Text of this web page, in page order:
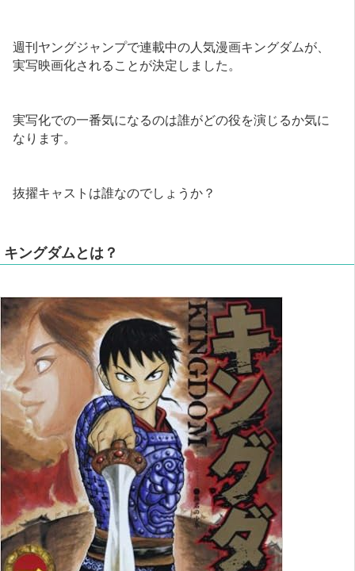
週刊ヤングジャンプで連載中の人気漫画キングダムが、
実写映画化されることが決定しました。
実写化での一番気になるのは誰がどの役を演じるか気に
なります。
抜擢キャストは誰なのでしょうか？
キングダムとは？